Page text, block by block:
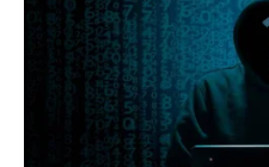
EMISIÓN 11:30